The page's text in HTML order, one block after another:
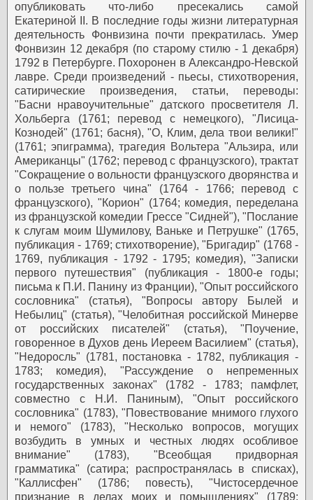
опубликовать что-либо пресекались самой
Екатериной II. В последние годы жизни литературная
деятельность Фонвизина почти прекратилась. Умер
Фонвизин 12 декабря (по старому стилю - 1 декабря)
1792 в Петербурге. Похоронен в Александро-Невской
лавре. Среди произведений - пьесы, стихотворения,
сатирические произведения, статьи, переводы:
"Басни нравоучительные" датского просветителя Л.
Хольберга (1761; перевод с немецкого), "Лисица-
Кознодей" (1761; басня), "О, Клим, дела твои велики!"
(1761; эпиграмма), трагедия Вольтера "Альзира, или
Американцы" (1762; перевод с французского), трактат
"Сокращение о вольности французского дворянства и
о пользе третьего чина" (1764 - 1766; перевод с
французского), "Кopион" (1764; комедия, переделана
из французской комедии Грессе "Сидней"), "Послание
к слугам моим Шумилову, Ваньке и Петрушке" (1765,
публикация - 1769; стихотворение), "Бригадир" (1768 -
1769, публикация - 1792 - 1795; комедия), "Записки
первого путешествия" (публикация - 1800-е годы;
письма к П.И. Панину из Франции), "Опыт российского
сословника" (статья), "Вопросы автору Былей и
Небылиц" (статья), "Челобитная российской Минерве
от российских писателей" (статья), "Поучение,
говоренное в Духов день Иереем Василием" (статья),
"Недоросль" (1781, постановка - 1782, публикация -
1783; комедия), "Рассуждение о непременных
государственных законах" (1782 - 1783; памфлет,
совместно с Н.И. Паниным), "Опыт российского
сословника" (1783), "Повествование мнимого глухого
и немого" (1783), "Несколько вопросов, могущих
возбудить в умных и честных людях особливое
внимание" (1783), "Всеобщая придворная
грамматика" (сатира; распространялась в списках),
"Каллисфен" (1786; повесть), "Чистосердечное
признание в делах моих и помышлениях" (1789;